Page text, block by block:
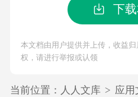
下
本文档由用户提供并上传，收益
权，请进行举报或认领
当前位置： 人人文库 > 应用